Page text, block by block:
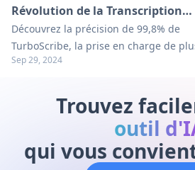
Révolution de la Transcription
Alimentée par l'IA
Découvrez la précision de 99,8% de
TurboScribe, la prise en charge de
de 98 langues et les transcriptions
approfondi pour des conseils pratiques
sur la révolution de votre flux de
Sep 29, 2024
Trouvez
outil
qui vous